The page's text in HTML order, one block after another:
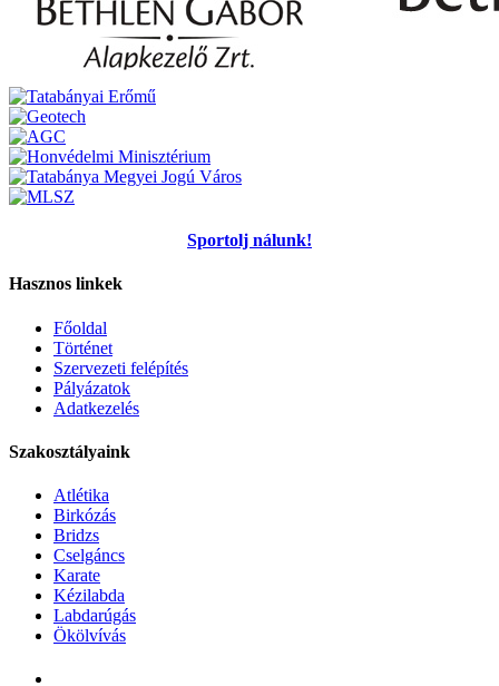
Sportolj nálunk!
Hasznos linkek
Főoldal
Történet
Szervezeti felépítés
Pályázatok
Adatkezelés
Szakosztályaink
Atlétika
Birkózás
Bridzs
Cselgáncs
Karate
Kézilabda
Labdarúgás
Ökölvívás